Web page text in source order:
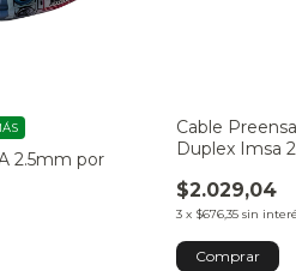
2.5mm por
Cable
Duplex Imsa
$2.029,04
3 x $676,35 sin